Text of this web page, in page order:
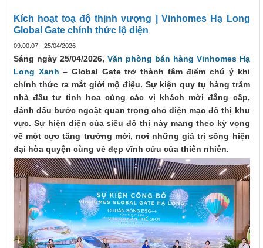
Kích hoạt toạ độ thịnh vượng | Vinhomes Hạ Long
Global Gate chính thức lộ diện
09:00:07 - 25/04/2026
Sáng ngày 25/04/2026, Văn phòng bán hàng Vinhomes Hạ
Long Xanh – Global Gate trở thành tâm điểm chú ý khi
chính thức ra mắt giới mộ điệu. Sự kiện quy tụ hàng trăm
nhà đầu tư tinh hoa cùng các vị khách mời đẳng cấp,
đánh dấu bước ngoặt quan trọng cho diện mạo đô thị khu
vực. Sự hiện diện của siêu đô thị này mang theo kỳ vọng
về một cực tăng trưởng mới, nơi những giá trị sống hiện
đại hòa quyện cùng vẻ đẹp vĩnh cửu của thiên nhiên.